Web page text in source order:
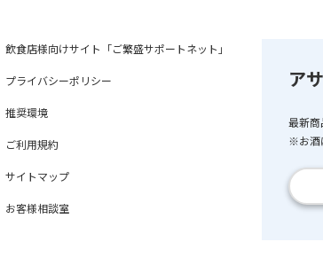
飲食店様向けサイト「ご繁盛サポートネット」
プライバシーポリシー
推奨環境
ご利用規約
サイトマップ
お客様相談室
ア
最新商
※お酒